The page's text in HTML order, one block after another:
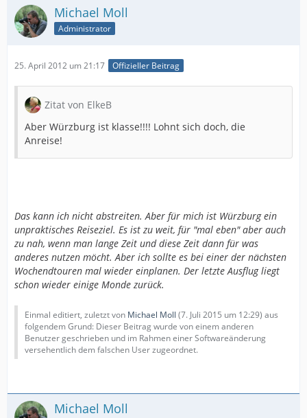
Michael Moll
Administrator
25. April 2012 um 21:17 Offizieller Beitrag
Zitat von ElkeB
Aber Würzburg ist klasse!!!! Lohnt sich doch, die
Anreise!
Das kann ich nicht abstreiten. Aber für mich ist Würzburg ein
unpraktisches Reiseziel. Es ist zu weit, für "mal eben" aber auch
zu nah, wenn man lange Zeit und diese Zeit dann für was
anderes nutzen möcht. Aber ich sollte es bei einer der nächsten
Wochendtouren mal wieder einplanen. Der letzte Ausflug liegt
schon wieder einige Monde zurück.
Einmal editiert, zuletzt von Michael Moll (7. Juli 2015 um 12:29) aus
folgendem Grund: Dieser Beitrag wurde von einem anderen
Benutzer geschrieben und im Rahmen einer Softwareänderung
versehentlich dem falschen User zugeordnet.
Michael Moll